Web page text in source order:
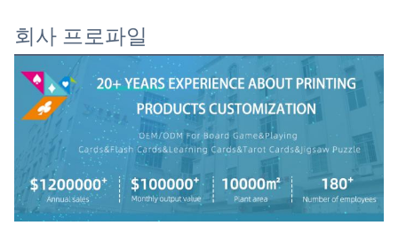
회사 프로파일